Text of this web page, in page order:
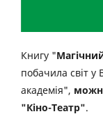
Книгу "
побачила світ
академія",
"Кіно-Театр".